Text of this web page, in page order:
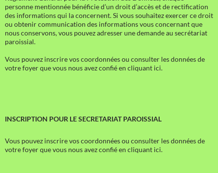
personne mentionnée bénéficie d’un droit d’accès et de rectification
des informations qui la concernent. Si vous souhaitez exercer ce droit
ou obtenir communication des informations vous concernant que
nous conservons, vous pouvez adresser une demande au secrétariat
paroissial.
Vous pouvez inscrire vos coordonnées ou consulter les données de
votre foyer que vous nous avez confié en cliquant ici.
INSCRIPTION POUR LE SECRETARIAT PAROISSIAL
Vous pouvez inscrire vos coordonnées ou consulter les données de
votre foyer que vous nous avez confié en cliquant ici.